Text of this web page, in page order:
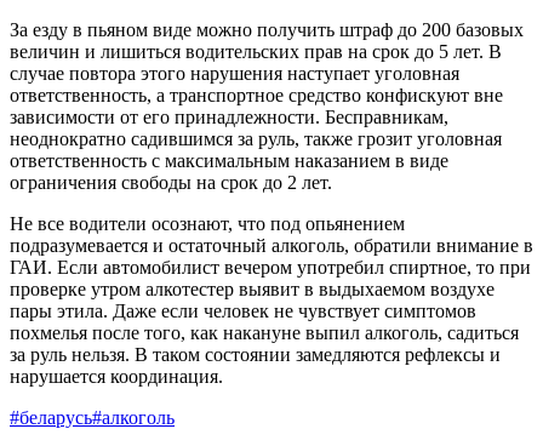
За езду в пьяном виде можно получить штраф до 200 базовых
величин и лишиться водительских прав на срок до 5 лет. В
случае повтора этого нарушения наступает уголовная
ответственность, а транспортное средство конфискуют вне
зависимости от его принадлежности. Бесправникам,
неоднократно садившимся за руль, также грозит уголовная
ответственность с максимальным наказанием в виде
ограничения свободы на срок до 2 лет.
Не все водители осознают, что под опьянением
подразумевается и остаточный алкоголь, обратили внимание в
ГАИ. Если автомобилист вечером употребил спиртное, то при
проверке утром алкотестер выявит в выдыхаемом воздухе
пары этила. Даже если человек не чувствует симптомов
похмелья после того, как накануне выпил алкоголь, садиться
за руль нельзя. В таком состоянии замедляются рефлексы и
нарушается координация.
#беларусь#алкоголь